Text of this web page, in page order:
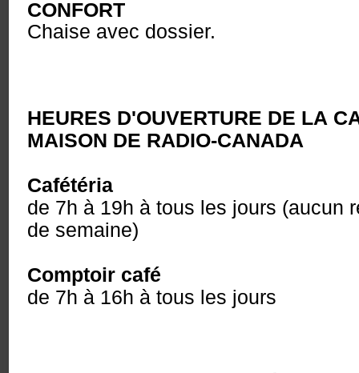
CONFORT
Chaise avec dossier.
HEURES D'OUVERTURE DE LA
MAISON DE RADIO-CANADA
Cafétéria
de 7h à 19h à tous les jours (aucun
de semaine)
Comptoir café
de 7h à 16h à tous les jours